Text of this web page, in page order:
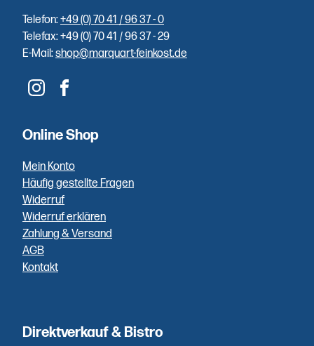
Einfache
Bezahlung
Sie zahlen
per PayPal,
Vorkasse
oder Bar
bei
Abholung.
Qualität
Telefon:+49 (0) 70 41 / 96 37 - 0
Telefax: +49 (0) 70 41 / 96 37 - 29
E-Mail:shop@marquart-feinkost.de
Online Shop
Mein Konto
Häufig gestellte Fragen
Widerruf
Widerruf erklären
Zahlung & Versand
AGB
Kontakt
Direktverkauf & Bistro